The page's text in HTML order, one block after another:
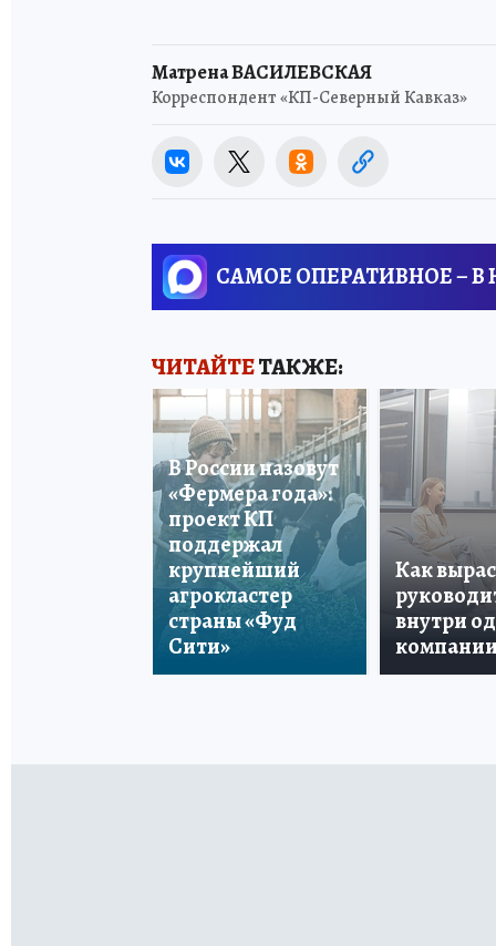
Матрена ВАСИЛЕВСКАЯ
Корреспондент «КП-Северный Кавказ»
САМОЕ ОПЕРАТИВНОЕ – В
ЧИТАЙТЕТАКЖЕ:
В России назовут
«Фермера года»:
проект КП
поддержал
крупнейший
агрокластер
страны «Фуд
Сити»
Как
внутри